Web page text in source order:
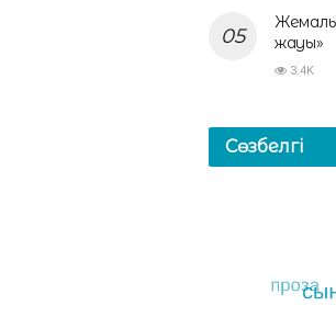
Жемаль
жауы»
3.4K
Сөзбелгі